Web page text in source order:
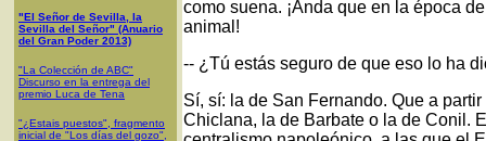
"El Señor de Sevilla, la
Sevilla del Señor" (Anuario
del Gran Poder 2013)
"La Colección de ABC"
Discurso en la entrega del
premio Luca de Tena
"¿Estais puestos", fragmento
inicial de "Los días del gozo",
como suena. ¡Anda que en la época
animal!
-- ¿Tú estás seguro de que eso lo ha
Sí, sí: la de San Fernando. Que a
Chiclana, la de Barbate o la de Conil.